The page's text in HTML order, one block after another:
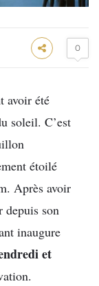
0
avoir été
soleil. C’est
étoilé
Après avoir
depuis son
inaugure
et